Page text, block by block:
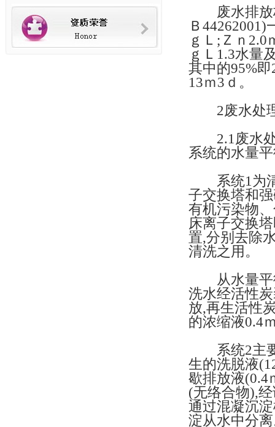
废水排放
Ｂ
ｇＬ;Ｚｎ2.0
ｇＬ1.3水量
其中的95%
13ｍ3ｄ。
2废水处理
2.1废水处
系统的水量
系统1为清
子交换塔和
有机污染物
床离子交换
置,分别去除
清洗之用。
从水量平衡
洗水经活性
放,再生活性
的浓缩液0.4
系统2主要
生的洗脱液
歇排放液(0.4
(无络合物),
通过混凝沉
淀从水中分